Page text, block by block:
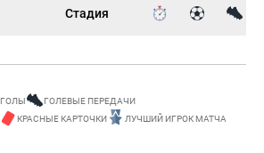
Стадия
ГОЛЫ
ГОЛЕВЫЕ ПЕРЕДАЧИ
КРАСНЫЕ КАРТОЧКИ ЛУЧШИЙ ИГРОК МАТЧА